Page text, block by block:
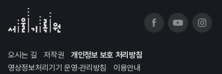
오시는 길 저작권
개인정보 보호 처리방침
영상정보처리기기 운영·관리방침
이용안내